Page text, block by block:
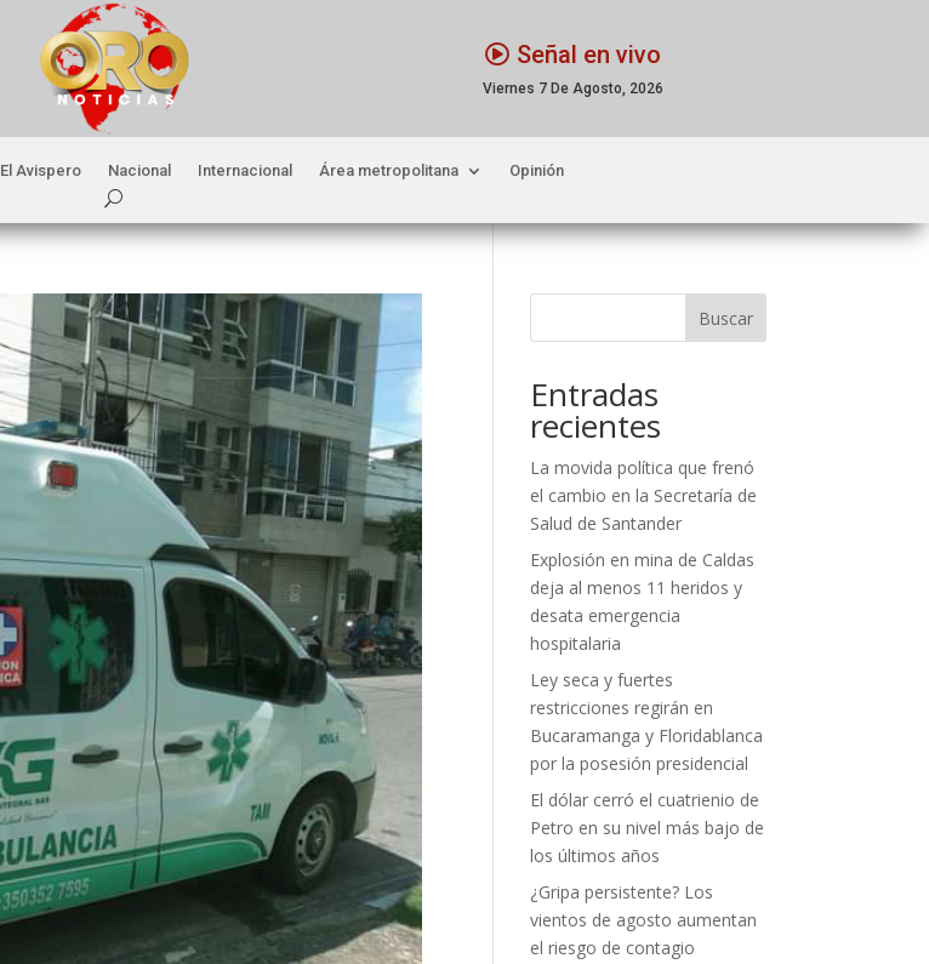
Señal en vivo
Viernes 7 De Agosto, 2026
El Avispero Nacional Internacional Área metropolitana Opinión
Buscar
Entradas
recientes
La movida política que frenó
el cambio en la Secretaría de
Salud de Santander
Explosión en mina de Caldas
deja al menos 11 heridos y
desata emergencia
hospitalaria
Ley seca y fuertes
restricciones regirán en
Bucaramanga y Floridablanca
por la posesión presidencial
El dólar cerró el cuatrienio de
Petro en su nivel más bajo de
los últimos años
¿Gripa persistente? Los
vientos de agosto aumentan
el riesgo de contagio